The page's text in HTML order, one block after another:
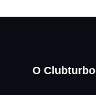
О Clubturbo